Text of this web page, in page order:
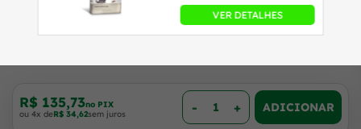
R$ 135,73no PIX
ou 4x deR$ 34,62sem juros - +